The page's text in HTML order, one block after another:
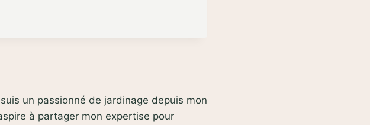
un passionné de jardinage depuis mon
à partager mon expertise pour